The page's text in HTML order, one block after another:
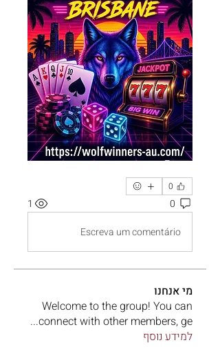
0
0
1
Escreva um comentário
מי אנחנו
Welcome to the group! You can
connect with other members, ge
...
למידע נוסף